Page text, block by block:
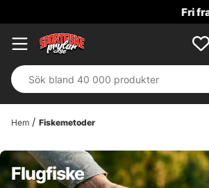
Fri frakt över 699 kr!
Hem Fiskemetoder
Flugfiske